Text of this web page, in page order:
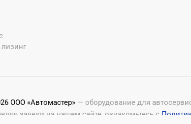
ООО «Автомастер» — оборудование для
заявки на нашем сайте, ознакомьтесь с